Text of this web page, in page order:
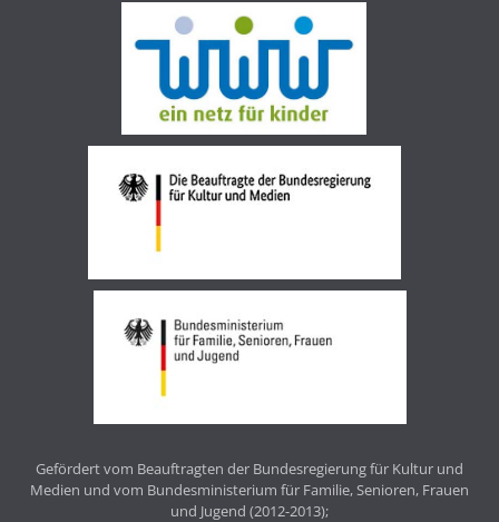
Gefördert vom Beauftragten der Bundesregierung für Kultur und
Medien und vom Bundesministerium für Familie, Senioren, Frauen
und Jugend (2012-2013);